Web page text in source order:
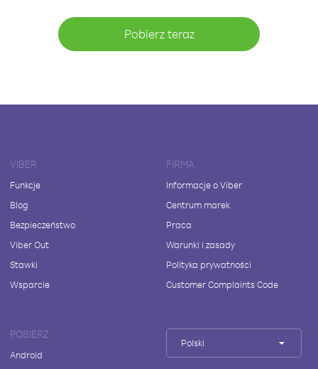
Pobierz teraz
VIBER
Funkcje
Blog
Bezpieczeństwo
Viber Out
Stawki
Wsparcie
FIRMA
Informacje o Viber
Centrum marek
Praca
Warunki i zasady
Polityka prywatności
Customer Complaints Code
POBIERZ
Android
Polski